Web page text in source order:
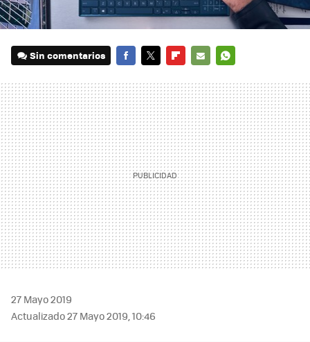
Sin comentarios
MAIL
27 Mayo 2019
Actualizado 27 Mayo 2019, 10:46